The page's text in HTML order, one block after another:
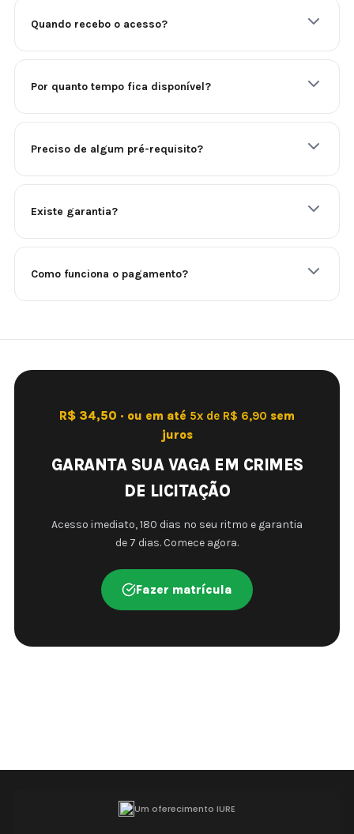
Quando recebo o acesso?
Por quanto tempo fica disponível?
Preciso de algum pré-requisito?
Existe garantia?
Como funciona o pagamento?
R$ 34,50 · ou em até 5x de R$ 6,90 sem
juros
GARANTA SUA VAGA EM CRIMES
DE LICITAÇÃO
Acesso imediato, 180 dias no seu ritmo e garantia
de 7 dias. Comece agora.
Fazer matrícula